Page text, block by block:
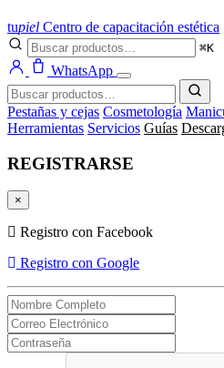
tupiel Centro de capacitación estética
⌘K
WhatsApp
Pestañas y cejas Cosmetología
Herramientas Servicios Guías
REGISTRARSE
×
Registro con Facebook
Registro con Google